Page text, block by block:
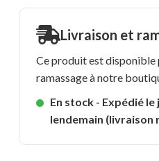
Livraison et
Ce produit est disponible
ramassage à notre
En stock - Expédié
lendemain (livraison